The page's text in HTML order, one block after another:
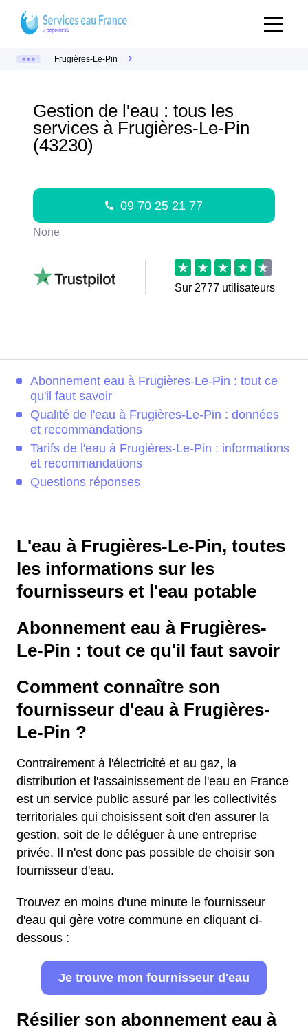
Frugières-Le-Pin
Gestion de l'eau : tous les
services à Frugières-Le-Pin
(43230)
09 70 25 21 77
None
Sur 2777 utilisateurs
Abonnement eau à Frugières-Le-Pin : tout ce
qu'il faut savoir
Qualité de l'eau à Frugières-Le-Pin : données
et recommandations
Tarifs de l'eau à Frugières-Le-Pin : informations
et recommandations
Questions réponses
L'eau à Frugières-Le-Pin, toutes
les informations sur les
fournisseurs et l'eau potable
Abonnement eau à Frugières-
Le-Pin : tout ce qu'il faut savoir
Comment connaître son
fournisseur d'eau à Frugières-
Le-Pin ?
Contrairement à l'électricité et au gaz, la
distribution et l'assainissement de l'eau en France
est un service public assuré par les collectivités
territoriales qui choisissent soit d'en assurer la
gestion, soit de le déléguer à une entreprise
privée. Il n'est donc pas possible de choisir son
fournisseur d'eau.
Trouvez en moins d'une minute le fournisseur
d'eau qui gère votre commune en cliquant ci-
dessous :
Je trouve mon fournisseur d'eau
Résilier son abonnement eau à